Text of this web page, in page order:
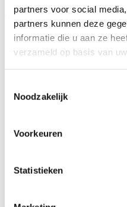
partners voor social
partners kunnen deze
informatie die u aan ze
verzameld op basis van
Noodzakelijk
Voorkeuren
Statistieken
large – grey
99,95